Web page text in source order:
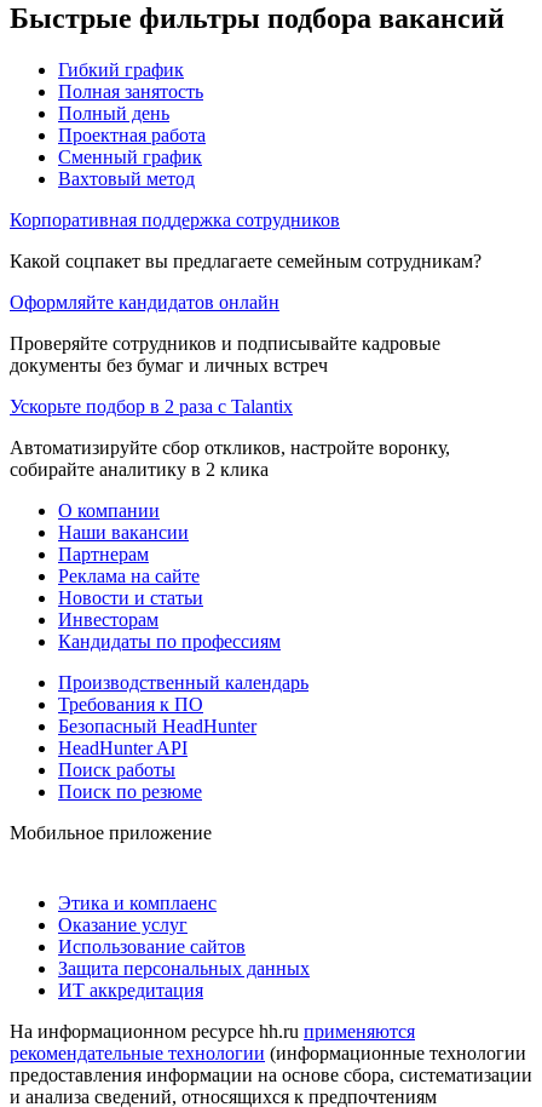
Быстрые фильтры подбора вакансий
Гибкий график
Полная занятость
Полный день
Проектная работа
Сменный график
Вахтовый метод
Корпоративная поддержка сотрудников
Какой соцпакет вы предлагаете семейным сотрудникам?
Оформляйте кандидатов онлайн
Проверяйте сотрудников и подписывайте кадровые
документы без бумаг и личных встреч
Ускорьте подбор в 2 раза с Talantix
Автоматизируйте сбор откликов, настройте воронку,
собирайте аналитику в 2 клика
О компании
Наши вакансии
Партнерам
Реклама на сайте
Новости и статьи
Инвесторам
Кандидаты по профессиям
Производственный календарь
Требования к ПО
Безопасный HeadHunter
HeadHunter API
Поиск работы
Поиск по резюме
Мобильное приложение
Этика и комплаенс
Оказание услуг
Использование сайтов
Защита персональных данных
ИТ аккредитация
На информационном ресурсе hh.ru применяются
рекомендательные технологии (информационные технологии
предоставления информации на основе сбора, систематизации
и анализа сведений, относящихся к предпочтениям